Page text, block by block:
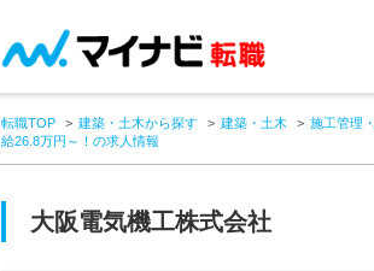
転職TOP 建築・土木から探す 建築・土木 施工管理
給26.8万円～！の求人情報
大阪電気機工株式会社